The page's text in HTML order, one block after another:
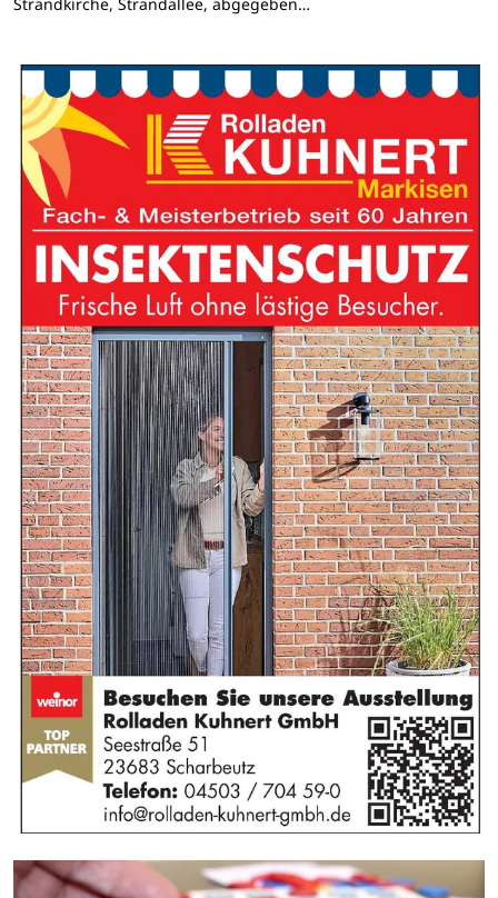
Strandkirche, Strandallee, abgegeben…